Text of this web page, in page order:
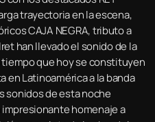
trayectoria en la escena,
CAJA NEGRA, tributo a
han llevado el sonido de la
que hoy se constituyen
en Latinoamérica a la banda
sonidos de esta noche
impresionante homenaje a